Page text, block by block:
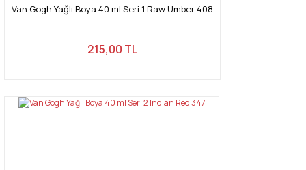
Van Gogh Yağlı Boya 40 ml Seri 1 Raw Umber 408
215,00 TL